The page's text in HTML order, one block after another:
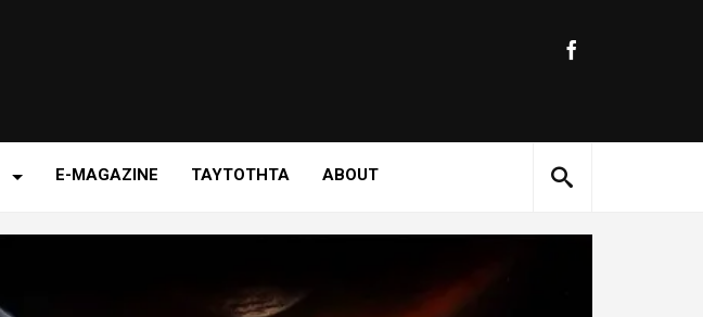
E-MAGAZINE ΤΑΥΤΟΤΗΤΑ ABOUT